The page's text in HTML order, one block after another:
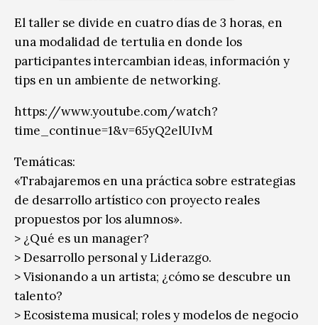
El taller se divide en cuatro días de 3 horas, en
una modalidad de tertulia en donde los
participantes intercambian ideas, información y
tips en un ambiente de networking.
https://www.youtube.com/watch?
time_continue=1&v=65yQ2elUIvM
Temáticas:
«Trabajaremos en una práctica sobre estrategias
de desarrollo artístico con proyecto reales
propuestos por los alumnos».
> ¿Qué es un manager?
> Desarrollo personal y Liderazgo.
> Visionando a un artista; ¿cómo se descubre un
talento?
> Ecosistema musical; roles y modelos de negocio